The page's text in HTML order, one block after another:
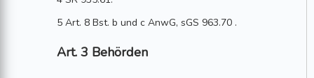
5 Art. 8 Bst. b und c AnwG, sGS 963.70 .
Art. 3 Behörden